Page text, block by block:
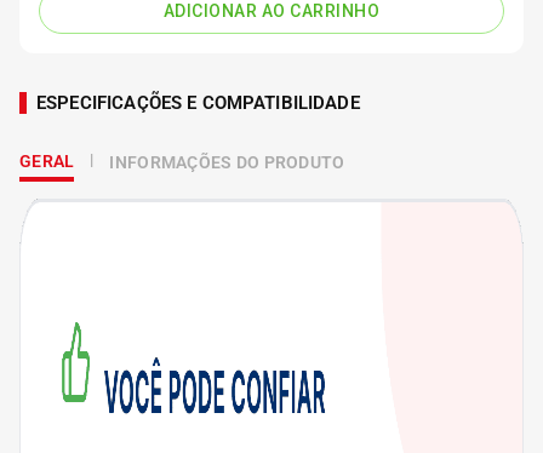
ADICIONAR AO CARRINHO
ESPECIFICAÇÕES E COMPATIBILIDADE
GERAL INFORMAÇÕES DO PRODUTO